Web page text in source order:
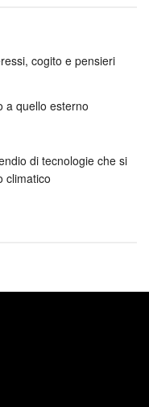
cogito e pensieri
a quello esterno
di tecnologie che si
climatico